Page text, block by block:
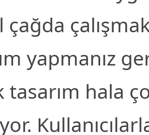
çağda
yapmanız
tasarım hala